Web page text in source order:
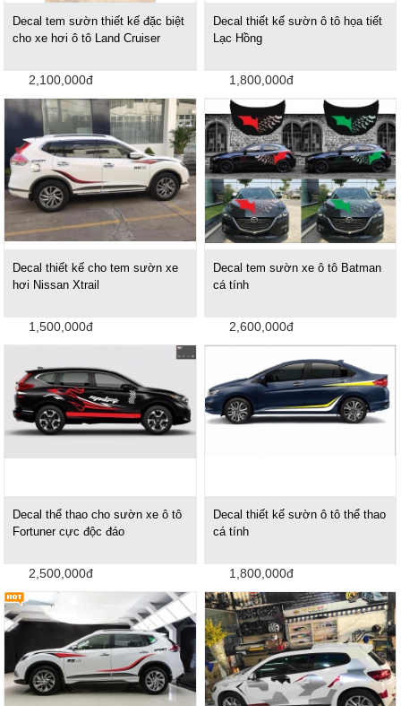
Decal tem sườn thiết kế đặc biệt
cho xe hơi ô tô Land Cruiser
2,100,000đ
Decal thiết kế sườn ô tô họa tiết
Lạc Hồng
1,800,000đ
Decal thiết kế cho tem sườn xe
hơi Nissan Xtrail
1,500,000đ
Decal tem sườn xe ô tô Batman
cá tính
2,600,000đ
Decal thể thao cho sườn xe ô tô
Fortuner cực độc đáo
2,500,000đ
Decal thiết kế sườn ô tô thể thao
cá tính
1,800,000đ